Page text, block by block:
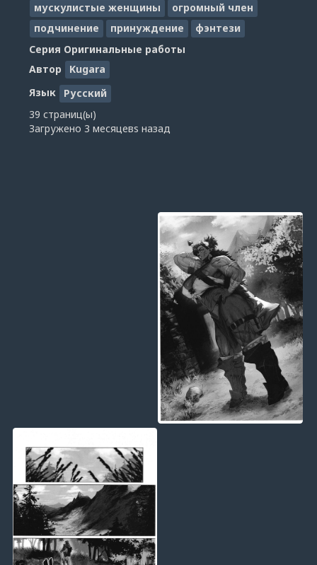
мускулистые женщины
огромный член
подчинение
принуждение
фэнтези
Серия Оригинальные работы
Автор
Kugara
Язык
Русский
39 страниц(ы)
Загружено 3 месяцевs назад